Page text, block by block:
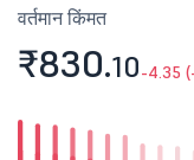
वर्तमान किंमत
₹830.10-4.35